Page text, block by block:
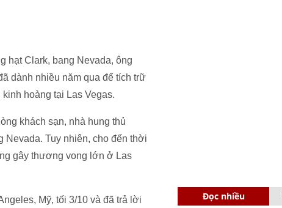
hạt Clark, bang Nevada, ông
dành nhiều năm qua để tích trữ
hoàng tại Las Vegas.
khách sạn, nhà hung thủ
Nevada. Tuy nhiên, cho đến thời
gây thương vong lớn ở Las
Mỹ, tối 3/10 và đã trả lời
Đọc nhiều